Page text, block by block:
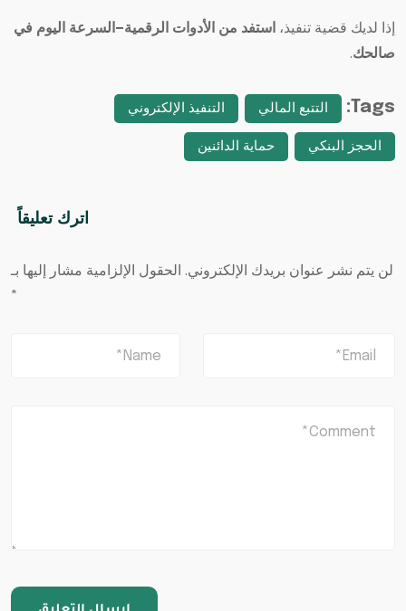
إذا لديك قضية تنفيذ، استفد من الأدوات الرقمية—السرعة اليوم في
صالحك.
Tags: التتبع المالي التنفيذ الإلكتروني
الحجز البنكي حماية الدائنين
اترك تعليقاً
لن يتم نشر عنوان بريدك الإلكتروني. الحقول الإلزامية مشار إليها بـ
*